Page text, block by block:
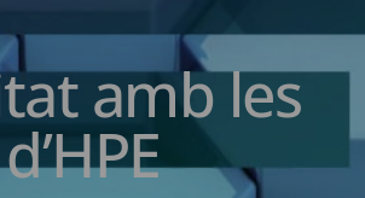
amb les